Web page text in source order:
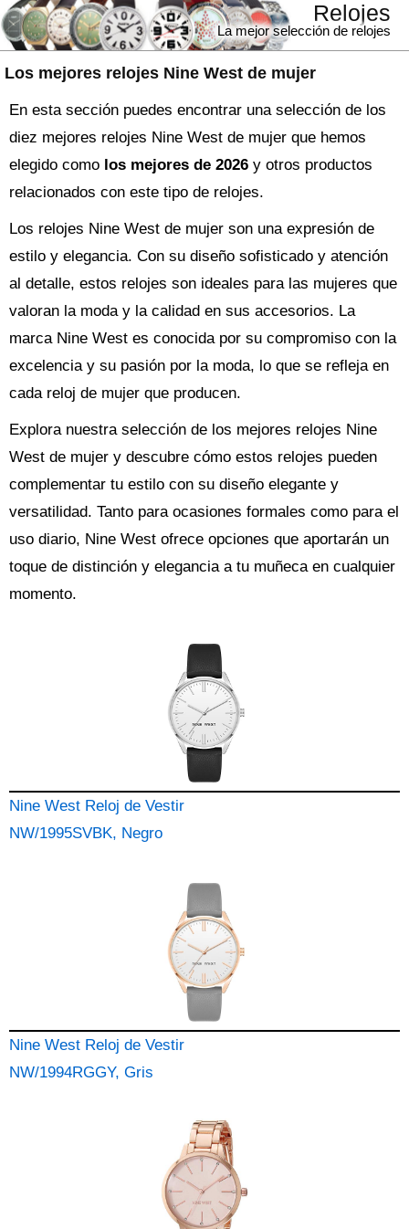
Los mejores relojes Nine West de mujer
Relojes
La mejor selección de relojes
En esta sección puedes encontrar una selección de los
diez mejores relojes Nine West de mujer que hemos
elegido como los mejores de 2026 y otros productos
relacionados con este tipo de relojes.
Los relojes Nine West de mujer son una expresión de
estilo y elegancia. Con su diseño sofisticado y atención
al detalle, estos relojes son ideales para las mujeres que
valoran la moda y la calidad en sus accesorios. La
marca Nine West es conocida por su compromiso con la
excelencia y su pasión por la moda, lo que se refleja en
cada reloj de mujer que producen.
Explora nuestra selección de los mejores relojes Nine
West de mujer y descubre cómo estos relojes pueden
complementar tu estilo con su diseño elegante y
versatilidad. Tanto para ocasiones formales como para el
uso diario, Nine West ofrece opciones que aportarán un
toque de distinción y elegancia a tu muñeca en cualquier
momento.
Nine West Reloj de Vestir
NW/1995SVBK, Negro
Nine West Reloj de Vestir
NW/1994RGGY, Gris